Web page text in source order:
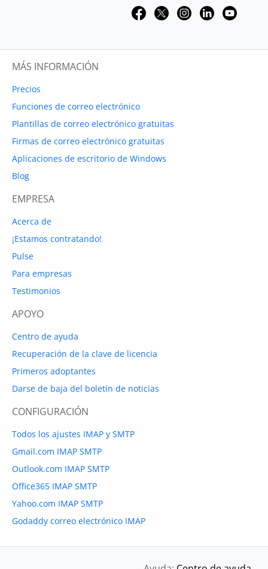
MÁS INFORMACIÓN
Precios
Funciones de correo electrónico
Plantillas de correo electrónico gratuitas
Firmas de correo electrónico gratuitas
Aplicaciones de escritorio de Windows
Blog
EMPRESA
Acerca de
¡Estamos contratando!
Pulse
Para empresas
Testimonios
APOYO
Centro de ayuda
Recuperación de la clave de licencia
Primeros adoptantes
Darse de baja del boletín de noticias
CONFIGURACIÓN
Todos los ajustes IMAP y SMTP
Gmail.com IMAP SMTP
Outlook.com IMAP SMTP
Office365 IMAP SMTP
Yahoo.com IMAP SMTP
Godaddy correo electrónico IMAP